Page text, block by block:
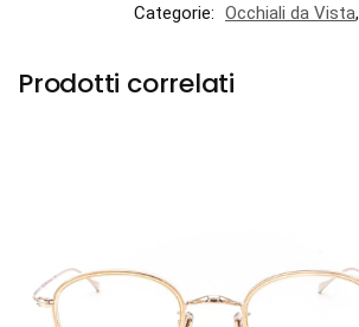
Categorie: Occhiali da Vista,
Prodotti correlati